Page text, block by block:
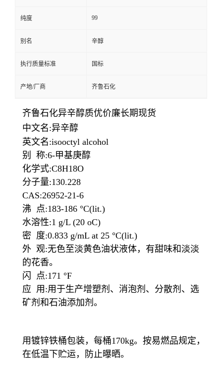
纯度 99
别名 辛醇
执行质量标准 国标
产地/厂商 齐鲁石化
齐鲁石化异辛醇质优价廉长期现货
中文名:异辛醇
英文名:isooctyl alcohol
别 称:6-甲基庚醇
化学式:C8H18O
分子量:130.228
CAS:26952-21-6
沸 点:183-186 °C(lit.)
水溶性:1 g/L (20 oC)
密 度:0.833 g/mL at 25 °C(lit.)
外 观:无色至淡黄色油状液体，有甜味和淡淡
的花香。
闪 点:171 °F
应 用:用于生产增塑剂、消泡剂、分散剂、选
矿剂和石油添加剂。
用镀锌铁桶包装，每桶170kg。按易燃品规定，
在低温下贮运，防止曝晒。